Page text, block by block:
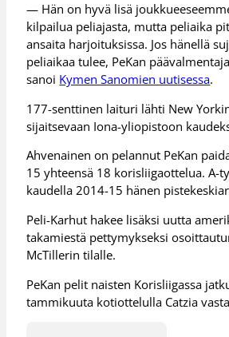
— Hän on hyvä lisä
kilpailua peliajasta, mutta peliaika
ansaita harjoituksissa. Jos hänellä
peliaikaa tulee, PeKan
sanoi Kymen Sanomien uutisessa.
177-senttinen laituri lähti New
sijaitsevaan Iona-yliopistoon
Ahvenainen on pelannut PeKan
15 yhteensä 18 korisliigaottelua. A-
kaudella 2014-15 hänen
Peli-Karhut hakee lisäksi uutta
takamiestä pettymykseksi
McTillerin tilalle.
PeKan pelit naisten Korisliigassa
tammikuuta kotiottelulla Catzia